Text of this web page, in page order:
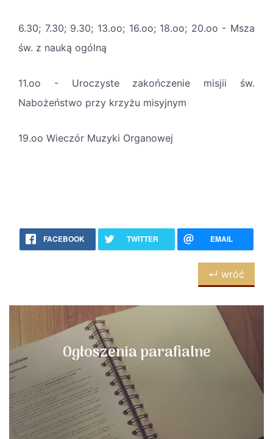
6.30; 7.30; 9.30; 13.oo; 16.oo; 18.oo; 20.oo - Msza
św. z nauką ogólną
11.oo - Uroczyste zakończenie misjii św.
Nabożeństwo przy krzyżu misyjnym
19.oo Wieczór Muzyki Organowej
FACEBOOK TWITTER EMAIL
↵ wróć
Ogłoszenia parafialne